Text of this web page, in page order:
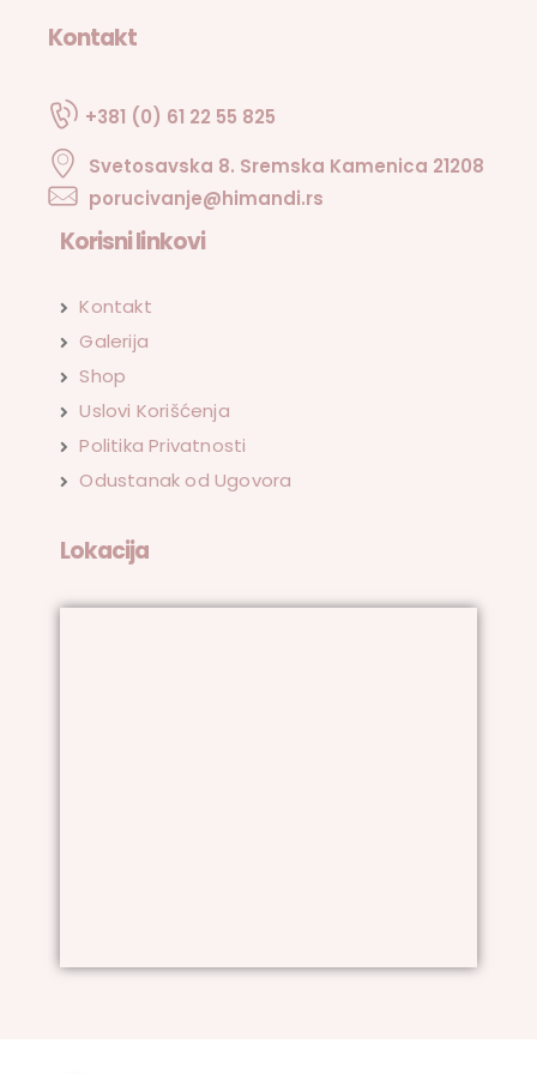
Kontakt
+381 (0) 61 22 55 825
Svetosavska 8. Sremska Kamenica 21208
porucivanje@himandi.rs
Korisni linkovi
Kontakt
Galerija
Shop
Uslovi Korišćenja
Politika Privatnosti
Odustanak od Ugovora
Lokacija